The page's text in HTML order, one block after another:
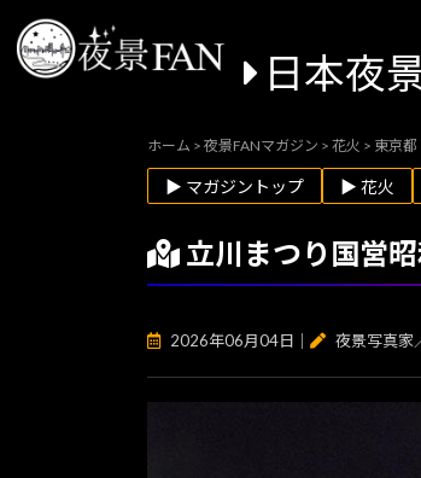
日本夜
ホーム > 夜景FANマガジン > 花火 > 東京都
▶ マガジントップ ▶ 花火
立川まつり国営
2026年06月04日 夜景写真